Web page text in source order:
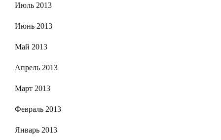
Июль 2013
Июнь 2013
Май 2013
Апрель 2013
Март 2013
Февраль 2013
Январь 2013